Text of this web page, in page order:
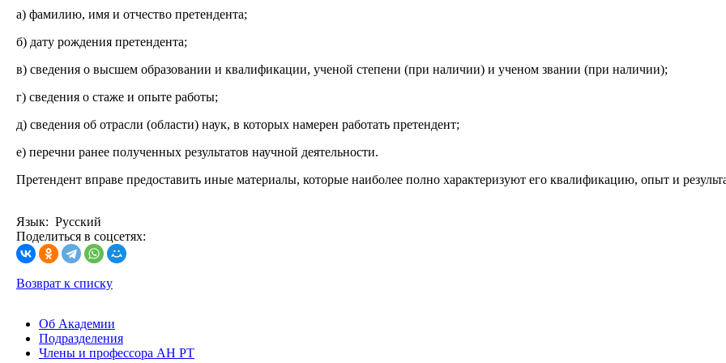
а) фамилию, имя и отчество претендента;
б) дату рождения претендента;
в) сведения о высшем образовании и квалификации, ученой степени (при наличии) и ученом звании (при наличии);
г) сведения о стаже и опыте работы;
д) сведения об отрасли (области) наук, в которых намерен работать претендент;
е) перечни ранее полученных результатов научной деятельности.
Претендент вправе предоставить иные материалы, которые наиболее полно характеризуют его квалификацию, опыт и
Язык: Русский
Поделиться в соцсетях:
Возврат к списку
Об Академии
Подразделения
Члены и профессора АН РТ